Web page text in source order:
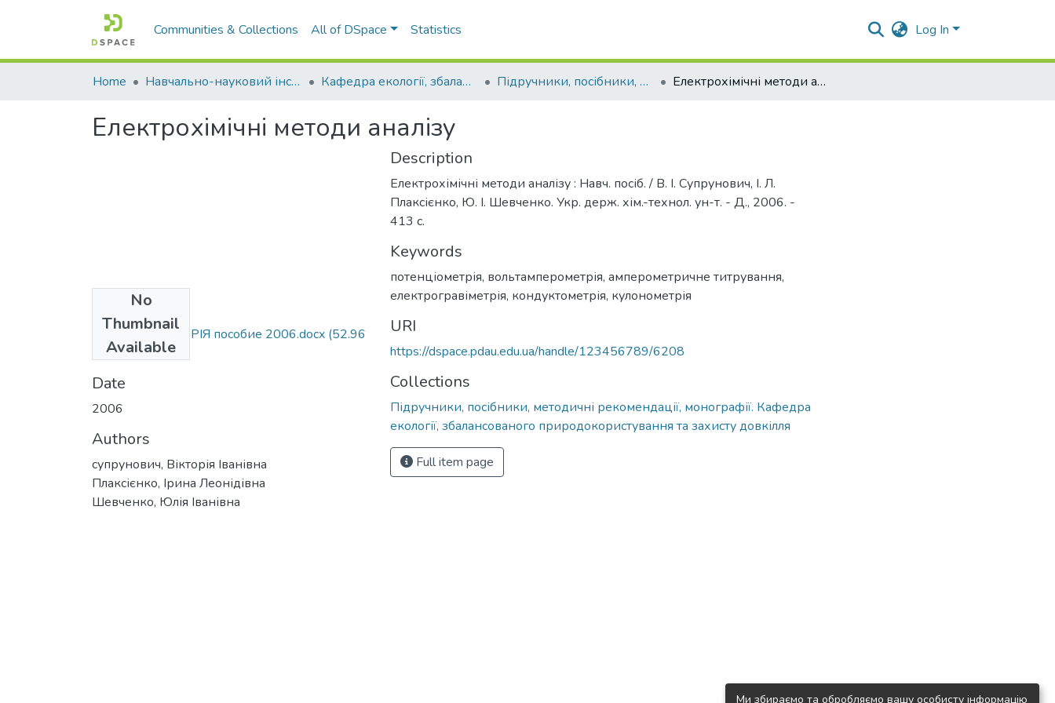
Communities & Collections All of DSpace Statistics Log In
Home Навчально-науковий інститут агротехнологій, селекції та екології Кафедра екології, збалансованого природокористування та захисту довкілля Підручники, посібники, методичні рекомендації, монографії. Кафедра екології, збалансованого природокористування та захисту довкілля Електрохімічні методи аналізу
Електрохімічні методи аналізу
No
Thumbnail
Available
ДЛЯ РЕПОЗИТАРІЯ пособие 2006.docx (52.96
KB)
Date
2006
Authors
супрунович, Вікторія Іванівна
Плаксієнко, Ірина Леонідівна
Шевченко, Юлія Іванівна
Description
Електрохімічні методи аналізу : Навч. посіб. / В. І. Супрунович, І. Л.
Плаксієнко, Ю. І. Шевченко. Укр. держ. хім.-технол. ун-т. - Д., 2006. -
413 c.
Keywords
потенціометрія, вольтамперометрія, амперометричне титрування,
електрогравіметрія, кондуктометрія, кулонометрія
URI
https://dspace.pdau.edu.ua/handle/123456789/6208
Collections
Підручники, посібники, методичні рекомендації, монографії. Кафедра
екології, збалансованого природокористування та захисту довкілля
Full item page
Ми збираємо та обробляємо вашу особисту інформацію